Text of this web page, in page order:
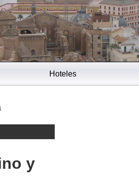
Hoteles
y